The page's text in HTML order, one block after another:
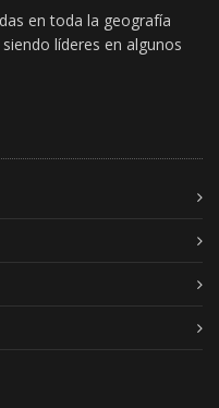
en toda la geografía
líderes en algunos